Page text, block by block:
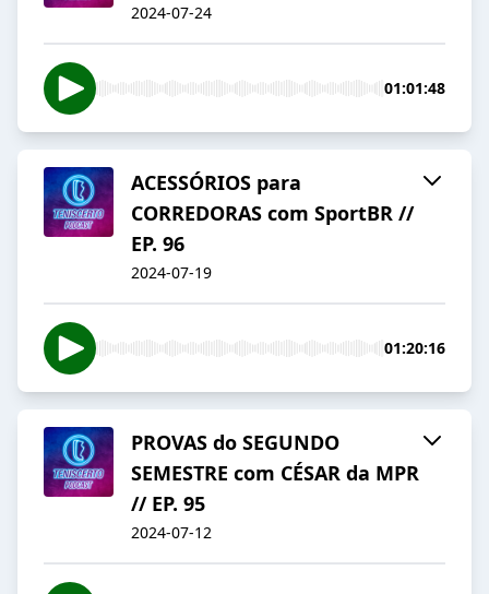
2024-07-24
01:01:48
ACESSÓRIOS para
CORREDORAS com SportBR //
EP. 96
2024-07-19
01:20:16
PROVAS do SEGUNDO
SEMESTRE com CÉSAR da MPR
// EP. 95
2024-07-12